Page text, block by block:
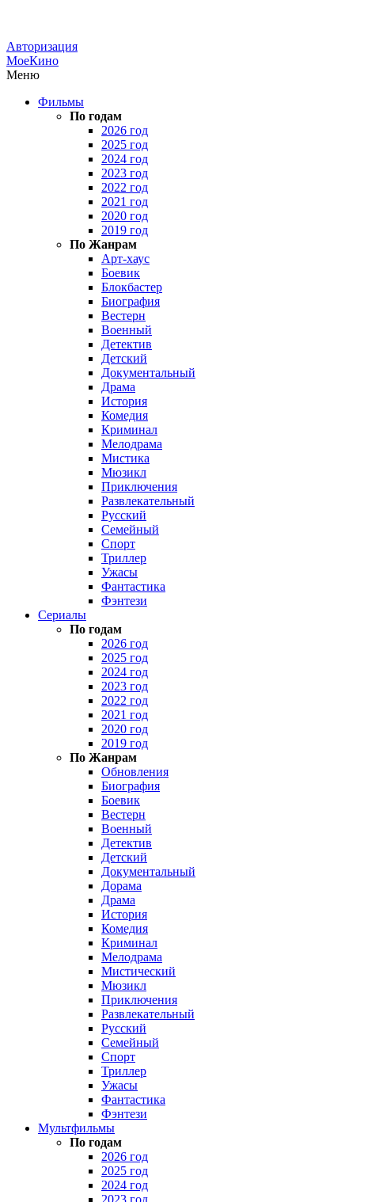
Авторизация
МоеКино
Меню
Фильмы
По годам
2026 год
2025 год
2024 год
2023 год
2022 год
2021 год
2020 год
2019 год
По Жанрам
Арт-хаус
Боевик
Блокбастер
Биография
Вестерн
Военный
Детектив
Детский
Документальный
Драма
История
Комедия
Криминал
Мелодрама
Мистика
Мюзикл
Приключения
Развлекательный
Русский
Семейный
Спорт
Триллер
Ужасы
Фантастика
Фэнтези
Сериалы
По годам
2026 год
2025 год
2024 год
2023 год
2022 год
2021 год
2020 год
2019 год
По Жанрам
Обновления
Биография
Боевик
Вестерн
Военный
Детектив
Детский
Документальный
Дорама
Драма
История
Комедия
Криминал
Мелодрама
Мистический
Мюзикл
Приключения
Развлекательный
Русский
Семейный
Спорт
Триллер
Ужасы
Фантастика
Фэнтези
Мультфильмы
По годам
2026 год
2025 год
2024 год
2023 год